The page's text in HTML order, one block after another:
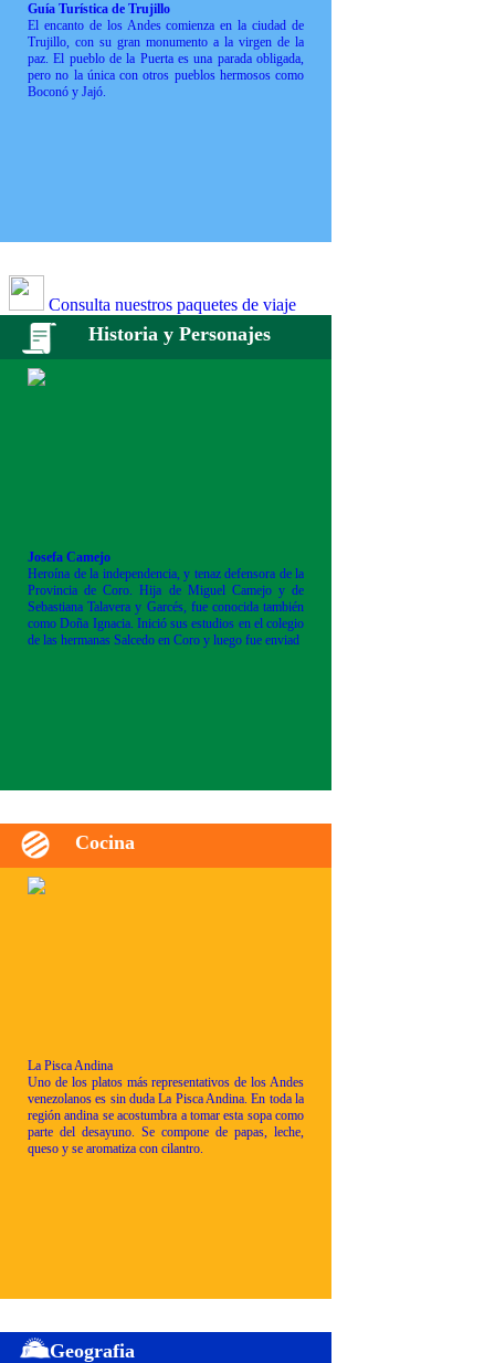
Guía Turística de Trujillo
El encanto de los Andes comienza en la ciudad de
Trujillo, con su gran monumento a la virgen de la
paz. El pueblo de la Puerta es una parada obligada,
pero no la única con otros pueblos hermosos como
Boconó y Jajó.
Consulta nuestros paquetes de viaje
Historia y Personajes
Josefa Camejo
Heroína de la independencia, y tenaz defensora de la
Provincia de Coro. Hija de Miguel Camejo y de
Sebastiana Talavera y Garcés, fue conocida también
como Doña Ignacia. Inició sus estudios en el colegio
de las hermanas Salcedo en Coro y luego fue enviad
Cocina
La Pisca Andina
Uno de los platos más representativos de los Andes
venezolanos es sin duda La Pisca Andina. En toda la
región andina se acostumbra a tomar esta sopa como
parte del desayuno. Se compone de papas, leche,
queso y se aromatiza con cilantro.
Geografia